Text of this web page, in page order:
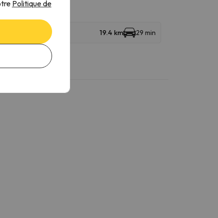
19.4 km 29 min
Politique de